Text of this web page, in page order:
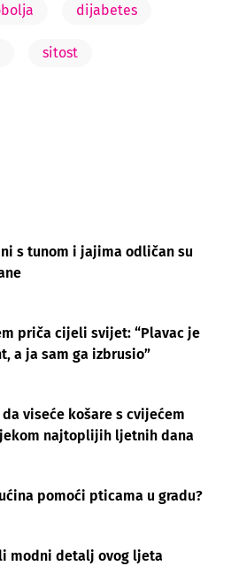
dijabetes
sitost
s tunom i jajima odličan su
priča cijeli svijet: “Plavac je
a ja sam ga izbrusio”
viseće košare s cvijećem
najtoplijih ljetnih dana
pomoći pticama u gradu?
modni detalj ovog ljeta